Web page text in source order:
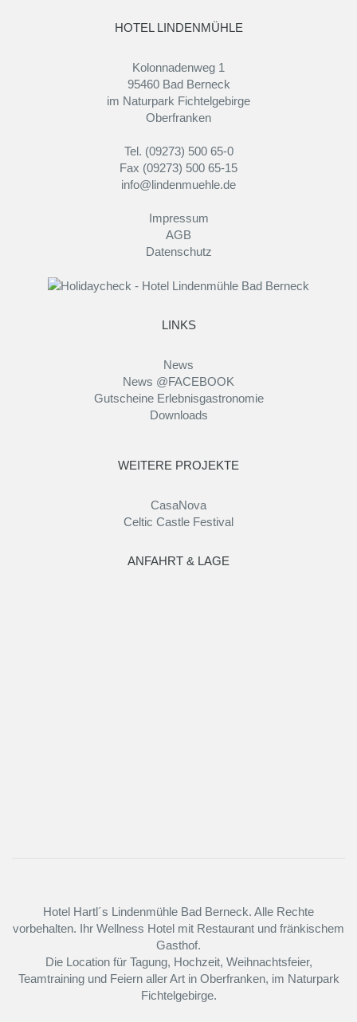
HOTEL LINDENMÜHLE
Kolonnadenweg 1
95460 Bad Berneck
im Naturpark Fichtelgebirge
Oberfranken
Tel. (09273) 500 65-0
Fax (09273) 500 65-15
info@lindenmuehle.de
Impressum
AGB
Datenschutz
LINKS
News
News @FACEBOOK
Gutscheine Erlebnisgastronomie
Downloads
WEITERE PROJEKTE
CasaNova
Celtic Castle Festival
ANFAHRT & LAGE
Hotel Hartl´s Lindenmühle Bad Berneck. Alle Rechte
vorbehalten. Ihr Wellness Hotel mit Restaurant und fränkischem
Gasthof.
Die Location für Tagung, Hochzeit, Weihnachtsfeier,
Teamtraining und Feiern aller Art in Oberfranken, im Naturpark
Fichtelgebirge.